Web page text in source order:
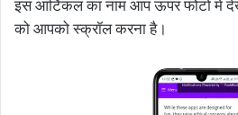
इस आर्टिकल का नाम आप ऊपर फोटो में
को आपको स्क्रॉल करना है।